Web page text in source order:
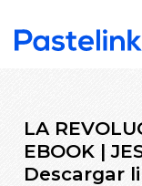
LA
EBOOK |
Descargar